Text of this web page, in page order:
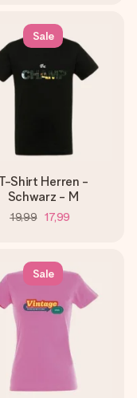
Sale
Shirt Herren -
Schwarz - M
19,99 17,99
Sale